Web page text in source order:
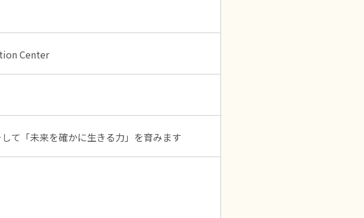
Center
て「未来を確かに生きる力」を育みます